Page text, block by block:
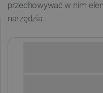
przechowywać w nim
narzędzia.